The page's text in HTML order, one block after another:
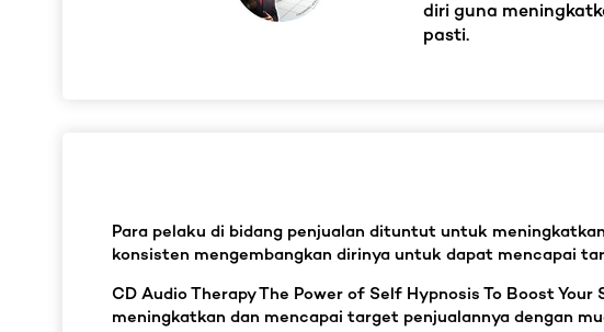
diri guna
pasti.
Para pelaku di bidang penjualan dituntut untuk
konsisten mengembangkan dirinya untuk dapat mencapai
CD Audio Therapy The Power of Self Hypnosis To Boost
meningkatkan dan mencapai target penjualannya dengan